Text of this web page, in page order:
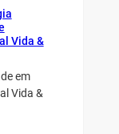
Vida &
em
Vida &